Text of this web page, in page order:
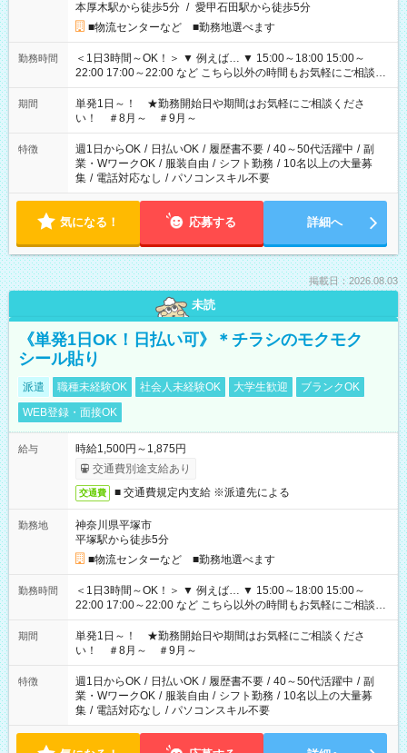
本厚木駅から徒歩5分 / 愛甲石田駅から徒歩5分
■物流センターなど ■勤務地選べます
勤務時間
＜1日3時間～OK！＞ ▼ 例えば… ▼ 15:00～18:00 15:00～
22:00 17:00～22:00 など こちら以外の時間もお気軽にご相談く
ださい！
期間
単発1日～！ ★勤務開始日や期間はお気軽にご相談くださ
い！ ＃8月～ ＃9月～
特徴 週1日からOK / 日払いOK / 履歴書不要 / 40～50代活躍中 / 副
業・WワークOK / 服装自由 / シフト勤務 / 10名以上の大量募
集 / 電話対応なし / パソコンスキル不要
気になる！ 応募する 詳細へ
掲載日：2026.08.03
未読
《単発1日OK！日払い可》＊チラシのモクモク
シール貼り
派遣 職種未経験OK 社会人未経験OK 大学生歓迎
ブランクOK
WEB登録・面接OK
給与
時給1,500円～1,875円
交通費別途支給あり
交通費 ■ 交通費規定内支給 ※派遣先による
勤務地
神奈川県平塚市
平塚駅から徒歩5分
■物流センターなど ■勤務地選べます
勤務時間
＜1日3時間～OK！＞ ▼ 例えば… ▼ 15:00～18:00 15:00～
22:00 17:00～22:00 など こちら以外の時間もお気軽にご相談く
ださい！
期間
単発1日～！ ★勤務開始日や期間はお気軽にご相談くださ
い！ ＃8月～ ＃9月～
特徴 週1日からOK / 日払いOK / 履歴書不要 / 40～50代活躍中 / 副
業・WワークOK / 服装自由 / シフト勤務 / 10名以上の大量募
集 / 電話対応なし / パソコンスキル不要